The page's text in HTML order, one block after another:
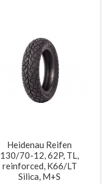
Heidenau Reifen
130/70-12, 62P, TL,
reinforced, K66/LT
Silica, M+S